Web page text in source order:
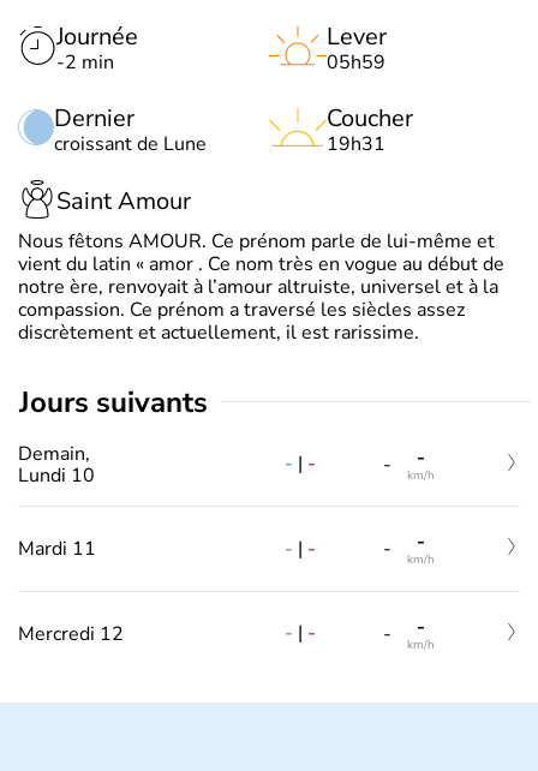
Journée
-2 min
Dernier
croissant de Lune
Lever
05h59
Coucher
19h31
Saint Amour
Nous fêtons AMOUR. Ce prénom parle de lui-même et
vient du latin « amor . Ce nom très en vogue au début de
notre ère, renvoyait à l’amour altruiste, universel et à la
compassion. Ce prénom a traversé les siècles assez
discrètement et actuellement, il est rarissime.
jours suivants
Demain,
Lundi 10
- | - - -
km/h
Mardi 11 - | - - -
km/h
Mercredi 12 - | - - -
km/h